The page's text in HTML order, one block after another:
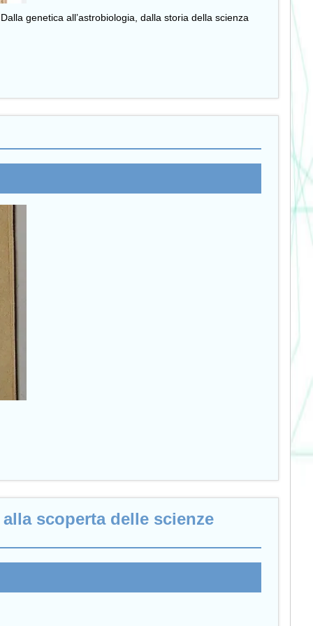
genetica all’astrobiologia, dalla storia della scienza
scoperta delle scienze